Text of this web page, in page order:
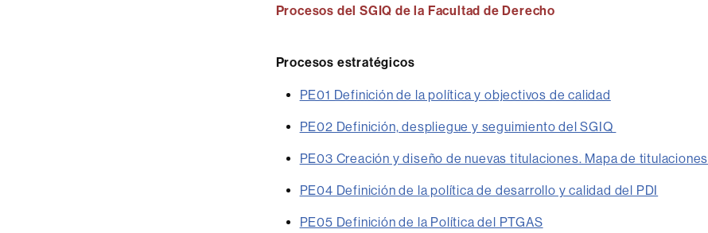
Procesos del SGIQ de la Facultad de Derecho
Procesos estratégicos
PE01 Definición de la política y objectivos de calidad
PE02 Definición, despliegue y seguimiento del SGIQ
PE03 Creación y diseño de nuevas titulaciones. Mapa de titulaciones
PE04 Definición de la política de desarrollo y calidad del PDI
PE05 Definición de la Política del PTGAS